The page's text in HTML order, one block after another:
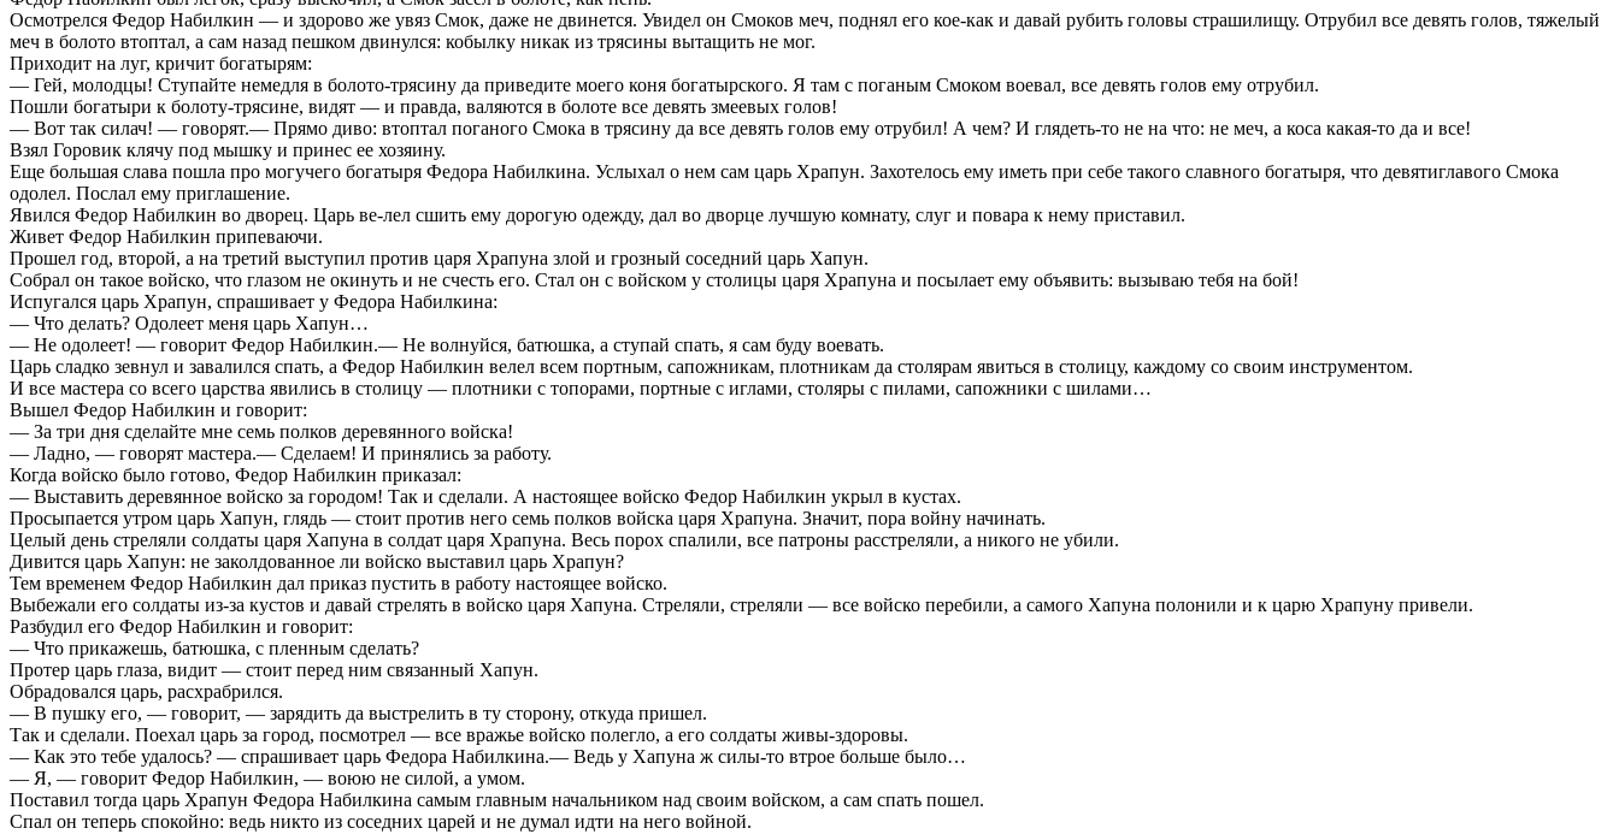
Осмотрелся Федор Набилкин — и здорово же увяз Смок, даже не двинется. Увидел он Смоков меч, поднял его кое-как и давай рубить головы страшилищу. Отрубил все девять голов, тяжелый
меч в болото втоптал, а сам назад пешком двинулся: кобылку никак из трясины вытащить не мог.
Приходит на луг, кричит богатырям:
— Гей, молодцы! Ступайте немедля в болото-трясину да приведите моего коня богатырского. Я там с поганым Смоком воевал, все девять голов ему отрубил.
Пошли богатыри к болоту-трясине, видят — и правда, валяются в болоте все девять змеевых голов!
— Вот так силач! — говорят.— Прямо диво: втоптал поганого Смока в трясину да все девять голов ему отрубил! А чем? И глядеть-то не на что: не меч, а коса какая-то да и все!
Взял Горовик клячу под мышку и принес ее хозяину.
Еще большая слава пошла про могучего богатыря Федора Набилкина. Услыхал о нем сам царь Храпун. Захотелось ему иметь при себе такого славного богатыря, что девятиглавого Смока
одолел. Послал ему приглашение.
Явился Федор Набилкин во дворец. Царь ве-лел сшить ему дорогую одежду, дал во дворце лучшую комнату, слуг и повара к нему приставил.
Живет Федор Набилкин припеваючи.
Прошел год, второй, а на третий выступил против царя Храпуна злой и грозный соседний царь Хапун.
Собрал он такое войско, что глазом не окинуть и не счесть его. Стал он с войском у столицы царя Храпуна и посылает ему объявить: вызываю тебя на бой!
Испугался царь Храпун, спрашивает у Федора Набилкина:
— Что делать? Одолеет меня царь Хапун…
— Не одолеет! — говорит Федор Набилкин.— Не волнуйся, батюшка, а ступай спать, я сам буду воевать.
Царь сладко зевнул и завалился спать, а Федор Набилкин велел всем портным, сапожникам, плотникам да столярам явиться в столицу, каждому со своим инструментом.
И все мастера со всего царства явились в столицу — плотники с топорами, портные с иглами, столяры с пилами, сапожники с шилами…
Вышел Федор Набилкин и говорит:
— За три дня сделайте мне семь полков деревянного войска!
— Ладно, — говорят мастера.— Сделаем! И принялись за работу.
Когда войско было готово, Федор Набилкин приказал:
— Выставить деревянное войско за городом! Так и сделали. А настоящее войско Федор Набилкин укрыл в кустах.
Просыпается утром царь Хапун, глядь — стоит против него семь полков войска царя Храпуна. Значит, пора войну начинать.
Целый день стреляли солдаты царя Хапуна в солдат царя Храпуна. Весь порох спалили, все патроны расстреляли, а никого не убили.
Дивится царь Хапун: не заколдованное ли войско выставил царь Храпун?
Тем временем Федор Набилкин дал приказ пустить в работу настоящее войско.
Выбежали его солдаты из-за кустов и давай стрелять в войско царя Хапуна. Стреляли, стреляли — все войско перебили, а самого Хапуна полонили и к царю Храпуну привели.
Разбудил его Федор Набилкин и говорит:
— Что прикажешь, батюшка, с пленным сделать?
Протер царь глаза, видит — стоит перед ним связанный Хапун.
Обрадовался царь, расхрабрился.
— В пушку его, — говорит, — зарядить да выстрелить в ту сторону, откуда пришел.
Так и сделали. Поехал царь за город, посмотрел — все вражье войско полегло, а его солдаты живы-здоровы.
— Как это тебе удалось? — спрашивает царь Федора Набилкина.— Ведь у Хапуна ж силы-то втрое больше было…
— Я, — говорит Федор Набилкин, — воюю не силой, а умом.
Поставил тогда царь Храпун Федора Набилкина самым главным начальником над своим войском, а сам спать пошел.
Спал он теперь спокойно: ведь никто из соседних царей и не думал идти на него войной.